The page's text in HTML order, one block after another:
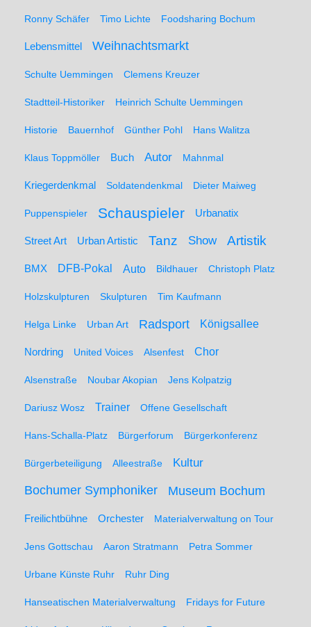
Ronny Schäfer Timo Lichte Foodsharing Bochum
Lebensmittel Weihnachtsmarkt
Schulte Uemmingen Clemens Kreuzer
Stadtteil-Historiker Heinrich Schulte Uemmingen
Historie Bauernhof Günther Pohl Hans Walitza
Klaus Toppmöller Buch Autor Mahnmal
Kriegerdenkmal Soldatendenkmal Dieter Maiweg
Puppenspieler Schauspieler Urbanatix
Street Art Urban Artistic Tanz Show Artistik
BMX DFB-Pokal Auto Bildhauer Christoph Platz
Holzskulpturen Skulpturen Tim Kaufmann
Helga Linke Urban Art Radsport Königsallee
Nordring United Voices Alsenfest Chor
Alsenstraße Noubar Akopian Jens Kolpatzig
Dariusz Wosz Trainer Offene Gesellschaft
Hans-Schalla-Platz Bürgerforum Bürgerkonferenz
Bürgerbeteiligung Alleestraße Kultur
Bochumer Symphoniker Museum Bochum
Freilichtbühne Orchester Materialverwaltung on Tour
Jens Gottschau Aaron Stratmann Petra Sommer
Urbane Künste Ruhr Ruhr Ding
Hanseatischen Materialverwaltung Fridays for Future